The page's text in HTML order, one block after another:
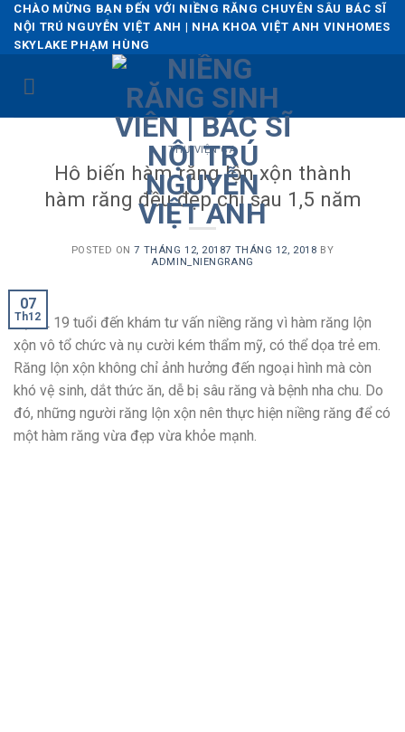
Skip
content
CHÀO MỪNG BẠN ĐẾN VỚI NIỀNG RĂNG CHUYÊN SÂU BÁC SĨ
NỘI TRÚ NGUYỄN VIỆT ANH | NHA KHOA VIỆT ANH VINHOMES
SKYLAKE PHẠM HÙNG
THƯ VIỆN CA
Hô biến hàm răng lộn xộn thành
hàm răng đều đẹp chỉ sau 1,5 năm
POSTED ON7 THÁNG 12, 20187 THÁNG 12, 2018 BY
ADMIN_NIENGRANG
07
Th12
Bạn L 19 tuổi đến khám tư vấn niềng răng vì hàm răng lộn
xộn vô tổ chức và nụ cười kém thẩm mỹ, có thể dọa trẻ em.
Răng lộn xộn không chỉ ảnh hưởng đến ngoại hình mà còn
khó vệ sinh, dắt thức ăn, dễ bị sâu răng và bệnh nha chu. Do
đó, những người răng lộn xộn nên thực hiện niềng răng để có
một hàm răng vừa đẹp vừa khỏe mạnh.